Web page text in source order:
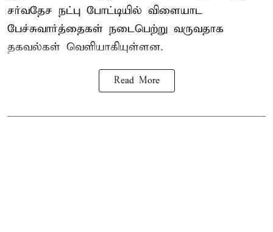
சர்வதேச நட்பு போட்டியில் விளையாட
பேச்சுவார்த்தைகள் நடைபெற்று வருவதாக
தகவல்கள் வெளியாகியுள்ளன.
Read More